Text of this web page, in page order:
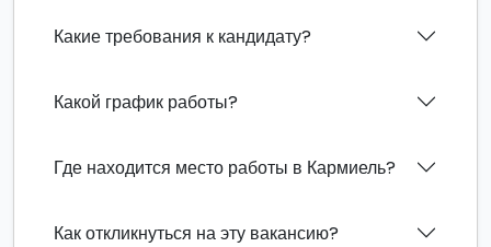
Какие требования к кандидату?
Какой график работы?
Где находится место работы в Кармиель?
Как откликнуться на эту вакансию?